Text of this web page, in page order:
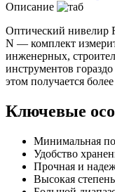
Описание
Оптический нивелир
N — комплект
инженерных,
инструментов
этом получается
Ключевые
Минимальная
Удобство
Прочная и
Высокая